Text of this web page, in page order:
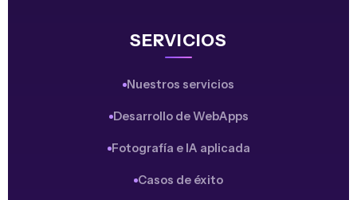
SERVICIOS
Nuestros servicios
Desarrollo de WebApps
Fotografía e IA aplicada
Casos de éxito